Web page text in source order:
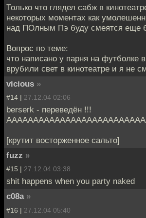
Только что глядел сабж в
некоторых моментах как
над ПОлным Пэ буду смеятся еще
Вопрос по теме:
что написано у парня на футболке
врубили свет в кинотеатре и я не
vicious »
#14 | 27.12.04 02:06
berserk - переведён !!!
[крутит восторженное сальто]
fuzz »
#15 | 27.12.04 03:38
shit happens when you party naked
c08a »
#16 | 27.12.04 05:40